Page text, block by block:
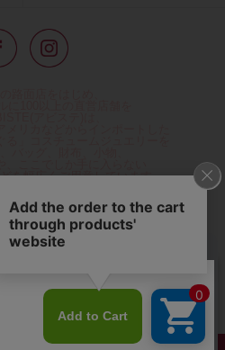
を幅広くご用意しています。
い商品を取り揃え、
ビなどメディア着用商品、
を紹介するコンテンツ、
料や独自のポイント還元
ビスをご提供。
サリーや時計、小物などで、
れるよう願っています。
円以上のご注文で送料無料◆